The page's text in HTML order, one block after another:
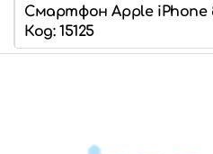
Смартфон Apple iPhone
Код: 15125